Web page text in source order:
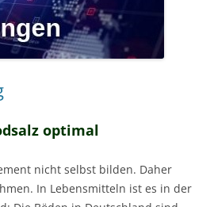
optimal
nicht selbst bilden. Daher
In Lebensmitteln ist es in der